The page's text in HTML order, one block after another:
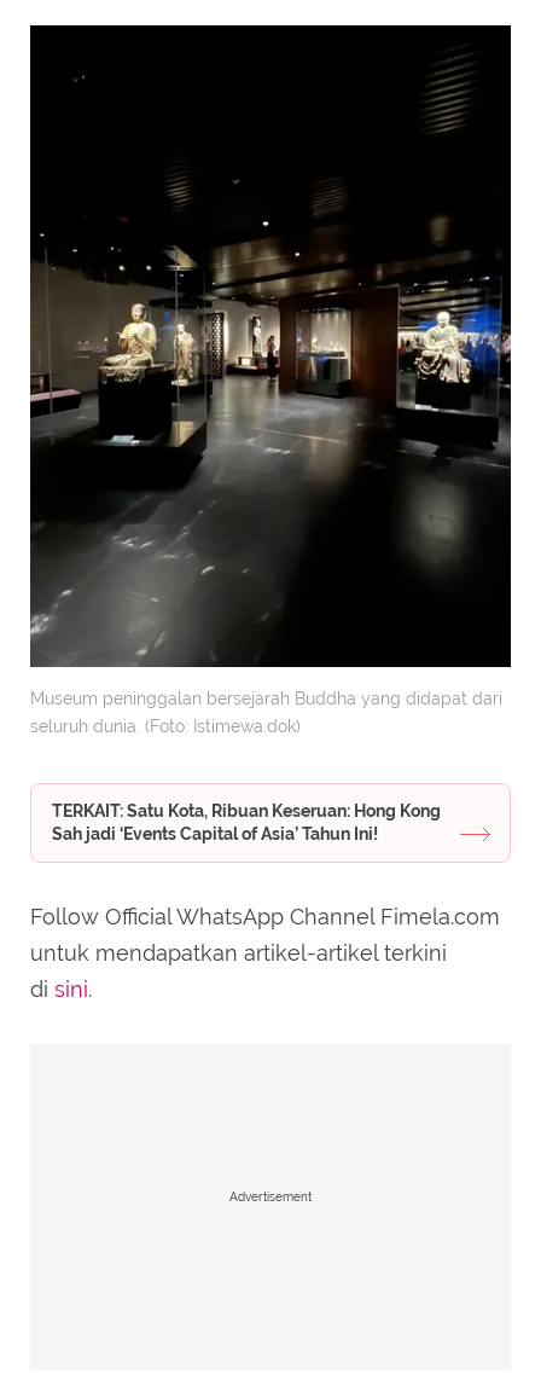
Museum peninggalan bersejarah Buddha yang didapat dari
seluruh dunia. (Foto: Istimewa.dok)
TERKAIT: Satu Kota, Ribuan Keseruan: Hong Kong
Sah jadi ‘Events Capital of Asia’ Tahun Ini!
Follow Official WhatsApp Channel Fimela.com
untuk mendapatkan artikel-artikel terkini
di sini.
Advertisement